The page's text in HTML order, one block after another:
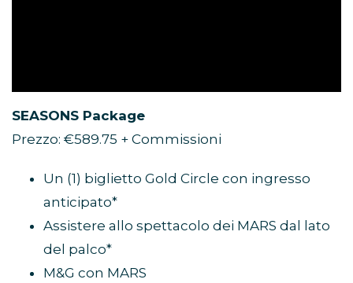
SEASONS Package
Prezzo: €589.75 + Commissioni
Un (1) biglietto Gold Circle con ingresso
anticipato*
Assistere allo spettacolo dei MARS dal lato
del palco*
M&G con MARS